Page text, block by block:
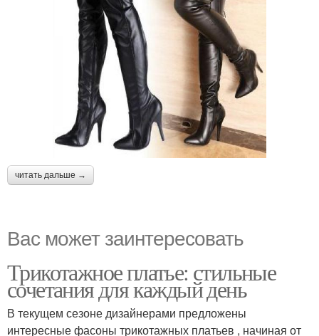
читать дальше →
Вас может заинтересовать
Трикотажное платье: стильные
сочетания для каждый день
В текущем сезоне дизайнерами предложены
интересные фасоны трикотажных платьев , начиная от